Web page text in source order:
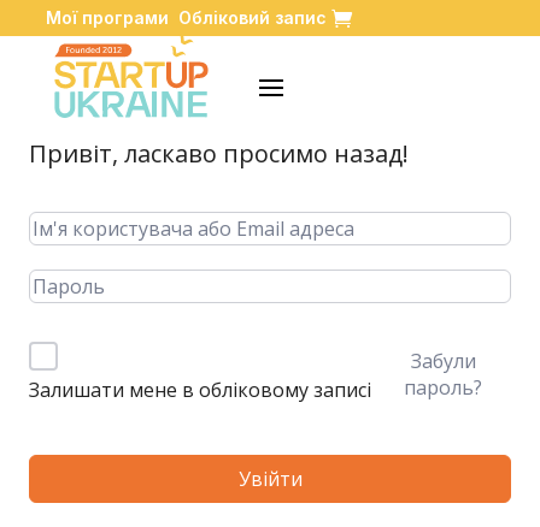
Мої програми Обліковий запис
Привіт, ласкаво просимо назад!
Залишати мене в обліковому записі
Забули
пароль?
Увійти